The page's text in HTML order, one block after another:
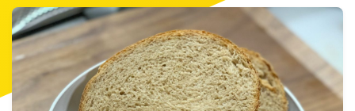
タスクシュート時間術
ブックレビュー